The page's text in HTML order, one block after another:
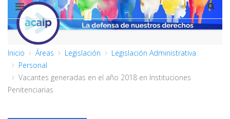
Inicio Áreas Legislación
Legislación Administrativa
Personal
Vacantes generadas en el año 2018 en Instituciones
Penitenciarias